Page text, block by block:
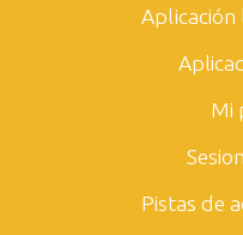
Mi
Pistas de